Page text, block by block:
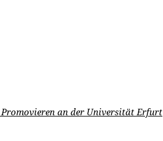
Promovieren an der Universität Erfurt